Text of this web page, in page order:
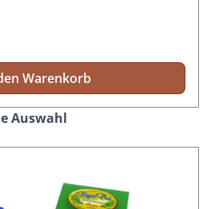
Warenkorb
Auswahl